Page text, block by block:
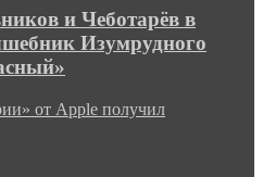
и Чеботарёв в
Изумрудного
от Apple получил